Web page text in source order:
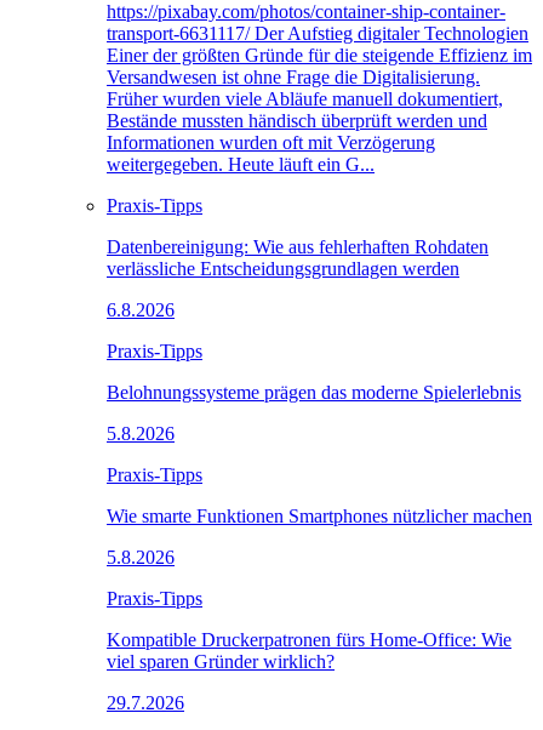
https://pixabay.com/photos/container-ship-container-
transport-6631117/ Der Aufstieg digitaler Technologien
Einer der größten Gründe für die steigende Effizienz im
Versandwesen ist ohne Frage die Digitalisierung.
Früher wurden viele Abläufe manuell dokumentiert,
Bestände mussten händisch überprüft werden und
Informationen wurden oft mit Verzögerung
weitergegeben. Heute läuft ein G...
Praxis-Tipps
Datenbereinigung: Wie aus fehlerhaften Rohdaten
verlässliche Entscheidungsgrundlagen werden
6.8.2026
Praxis-Tipps
Belohnungssysteme prägen das moderne Spielerlebnis
5.8.2026
Praxis-Tipps
Wie smarte Funktionen Smartphones nützlicher machen
5.8.2026
Praxis-Tipps
Kompatible Druckerpatronen fürs Home-Office: Wie
viel sparen Gründer wirklich?
29.7.2026